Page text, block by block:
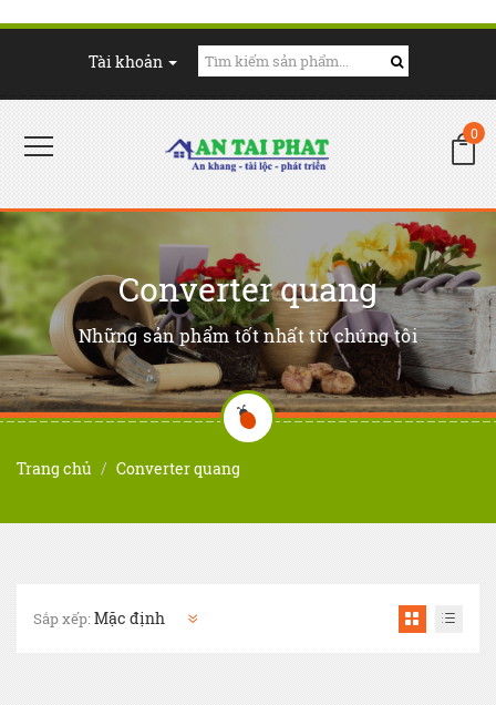
Tài khoản
0
Converter quang
Những sản phẩm tốt nhất từ chúng tôi
Trang chủ Converter quang
Sắp xếp: